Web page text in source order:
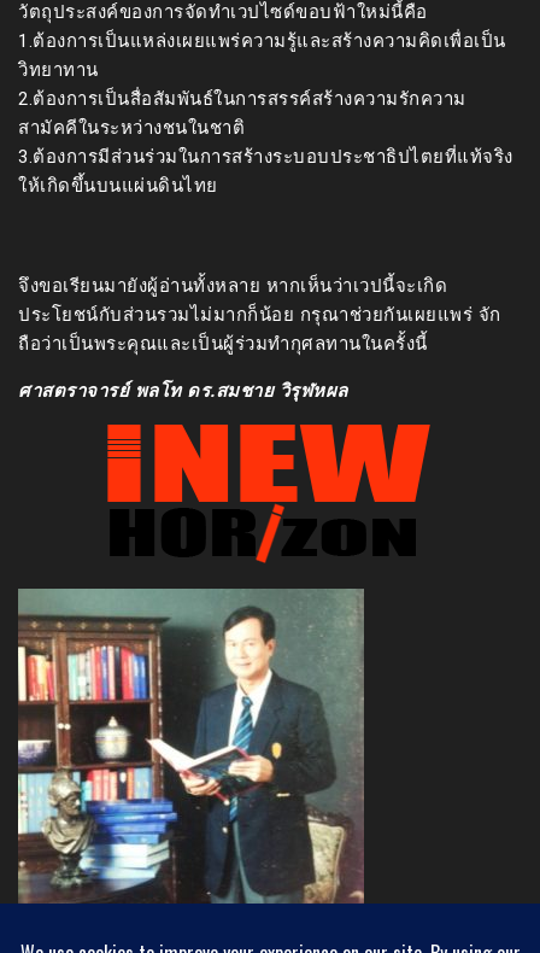
วัตถุประสงค์ของการจัดทำเวปไซด์ขอบฟ้าใหม่นี้คือ
1.ต้องการเป็นแหล่งเผยแพร่ความรู้และสร้างความคิดเพื่อเป็น
วิทยาทาน
2.ต้องการเป็นสื่อสัมพันธ์ในการสรรค์สร้างความรักความ
สามัคคีในระหว่างชนในชาติ
3.ต้องการมีส่วนร่วมในการสร้างระบอบประชาธิปไตยที่แท้จริง
ให้เกิดขึ้นบนแผ่นดินไทย
จึงขอเรียนมายังผู้อ่านทั้งหลาย หากเห็นว่าเวปนี้จะเกิด
ประโยชน์กับส่วนรวมไม่มากก็น้อย กรุณาช่วยกันเผยแพร่ จัก
ถือว่าเป็นพระคุณและเป็นผู้ร่วมทำกุศลทานในครั้งนี้
ศาสตราจารย์ พลโท ดร.สมชาย วิรุฬหผล